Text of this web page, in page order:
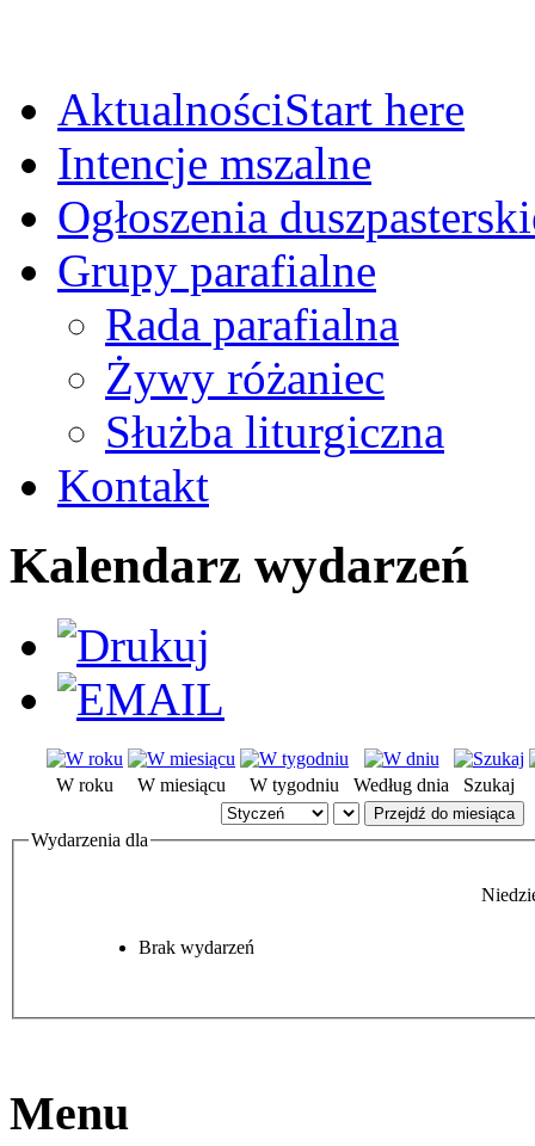
AktualnościStart here
Intencje mszalne
Ogłoszenia
Grupy parafialne
Rada parafialna
Żywy różaniec
Służba liturgiczna
Kontakt
Kalendarz wydarzeń
W roku W miesiącu W tygodniu Według dnia Szukaj
Przejdź do miesiąca
Wydarzenia dla
Brak wydarzeń
Menu